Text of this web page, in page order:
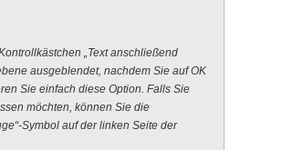
„Text anschließend
ausgeblendet, nachdem Sie auf OK
Sie einfach diese Option. Falls Sie
möchten, können Sie die
Symbol auf der linken Seite der